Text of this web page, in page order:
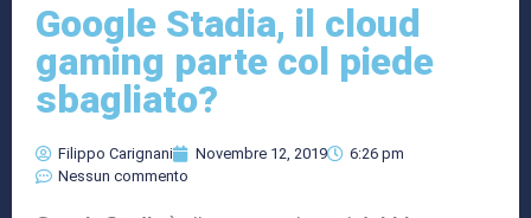
Google Stadia, il cloud
gaming parte col piede
sbagliato?
Filippo Carignani Novembre 12, 2019
6:26 pm
Nessun commento